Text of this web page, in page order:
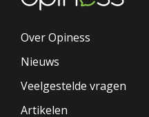
Over Opiness
Nieuws
Veelgestelde vragen
Artikelen